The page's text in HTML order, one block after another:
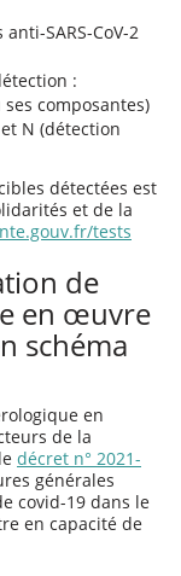
SARS-CoV-2
:
composantes)
N (détection
détectées est
et de la
tests
de
en œuvre
schéma
en
de la
décret n° 2021-
générales
covid-19 dans le
en capacité de